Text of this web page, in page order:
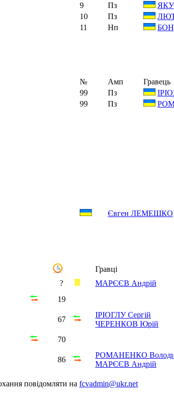
9 Пз
10 Пз
11 Нп
№ Амп
Гравець
99 Пз
99 Пз
Євген ЛЕМЕШКО
Гравці
?
МАРЄЄВ Андрій
19
67
ІРІОГЛУ Сергій
ЧЕРЕНКОВ Юрій
70
86
РОМАНЕНКО
МАРЄЄВ Андрій
повідомляти на fcvadmin@ukr.net